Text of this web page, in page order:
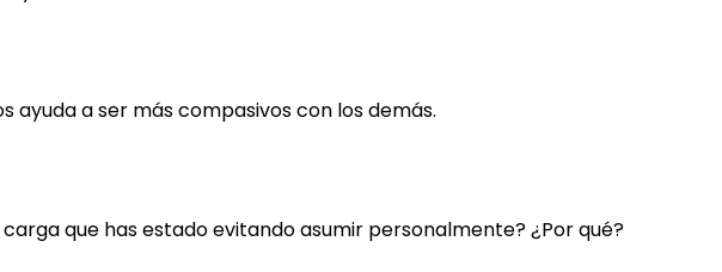
ayuda a ser más compasivos con los demás.
que has estado evitando asumir personalmente? ¿Por qué?